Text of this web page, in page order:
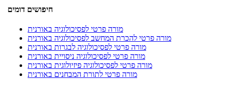
חיפושים דומים
מורה פרטי לפסיכולוגיה באורנית
מורה פרטי להכרת המחשב לפסיכולוגיה באורנית
מורה פרטי לפסיכולוגיה לבגרות באורנית
מורה פרטי לפסיכולוגיה ניסויית באורנית
מורה פרטי לפסיכולוגיה פיזיולוגית באורנית
מורה פרטי לתורת המבחנים באורנית